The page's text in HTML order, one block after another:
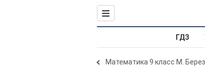
ГДЗ
Математика 9 класс М.